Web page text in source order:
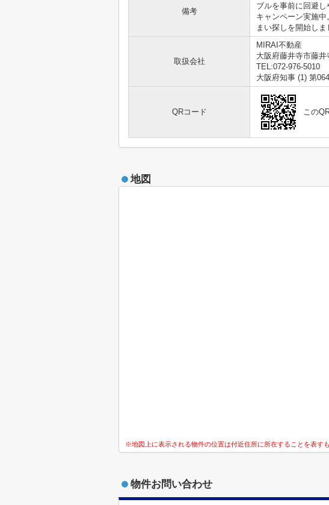
備考
ブルを事前に回避
キャンペーン実施
まい探しを開始し
取扱会社
MIRAI不動産
大阪府藤井寺市藤
TEL:072-976-5010
大阪府知事 (1) 第
QRコード この
地図
※地図上に表示される物件の位置は付近住所に所在することを表す
物件お問い合わせ